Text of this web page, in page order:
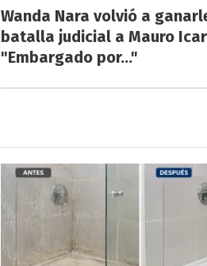
Wanda Nara volvió a
batalla judicial a Mauro
"Embargado por..."